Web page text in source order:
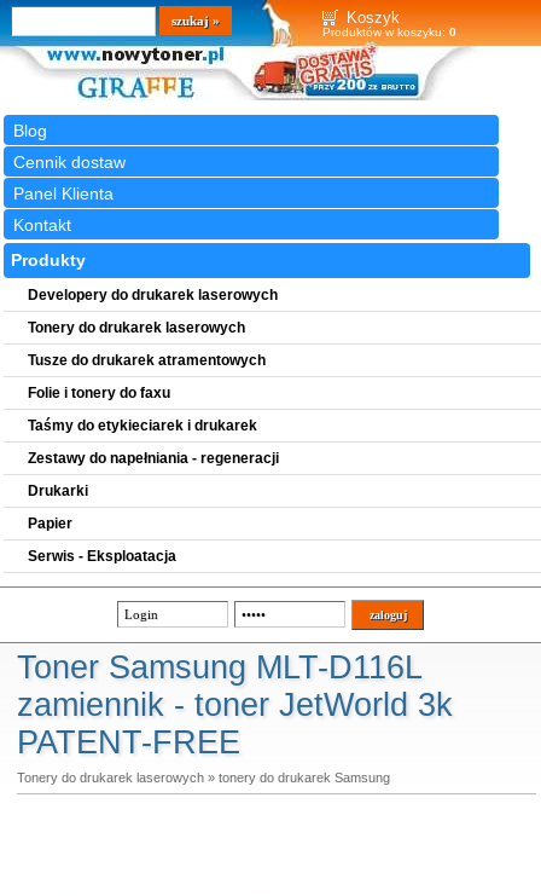
Koszyk
Produktów w koszyku: 0
Blog
Cennik dostaw
Panel Klienta
Kontakt
Wyszukiwarka
szukaj
Produkty
Developery do drukarek laserowych
Tonery do drukarek laserowych
Tusze do drukarek atramentowych
Folie i tonery do faxu
Taśmy do etykieciarek i drukarek
Zestawy do napełniania - regeneracji
Drukarki
Papier
Serwis - Eksploatacja
Toner Samsung MLT-D116L
zamiennik - toner JetWorld 3k
PATENT-FREE
Tonery do drukarek laserowych» tonery do drukarek Samsung